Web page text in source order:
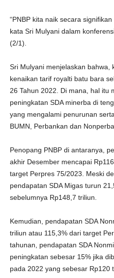
“PNBP kita naik secara
kata Sri Mulyani dalam
(2/1).
Sri Mulyani menjelaskan bahwa,
kenaikan tarif royalti batu bara
26 Tahun 2022. Di mana, hal itu
peningkatan SDA minerba di
yang mengalami penurunan
BUMN, Perbankan dan
Penopang PNBP di antaranya,
akhir Desember mencapai
target Perpres 75/2023. Meski
pendapatan SDA Migas turun
sebelumnya Rp148,7 triliun.
Kemudian, pendapatan SDA
triliun atau 115,3% dari target
tahunan, pendapatan SDA
peningkatan sebesar 15% jika
pada 2022 yang sebesar Rp120